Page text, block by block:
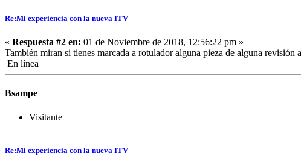
Re:Mi experiencia con la nueva ITV
« Respuesta #2 en: 01 de Noviembre de 2018, 12:56:22 pm »
También miran si tienes marcada a rotulador alguna pieza de alguna revisión
En línea
Bsampe
Visitante
Re:Mi experiencia con la nueva ITV